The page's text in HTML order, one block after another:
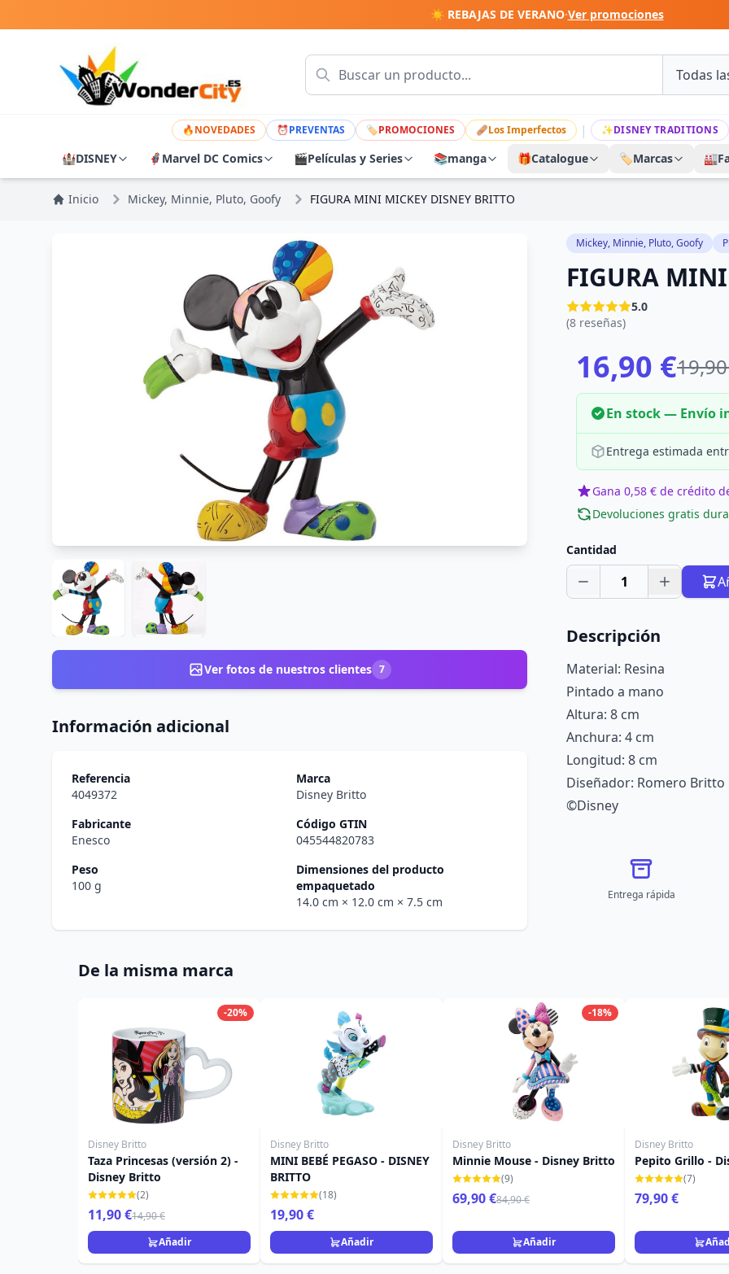
☀️ REBAJAS DE VERANO·Ver promociones
🔥NOVEDADES ⏰PREVENTAS 🏷PROMOCIONES 🩹Los Imperfectos | ✨DISNEY TRADITIONS
🏰DISNEY 🦸 Marvel DC Comics 🎬Películas y Series 📚manga 🎁Catalogue 🏷️Marcas 🏭
Inicio Mickey, Minnie, Pluto, Goofy FIGURA MINI MICKEY DISNEY BRITTO
Ver fotos de nuestros clientes 7
Información adicional
Referencia
4049372
Marca
Disney Britto
Fabricante
Enesco
Código GTIN
045544820783
Peso
100 g
Dimensiones del producto
empaquetado
14.0 cm × 12.0 cm × 7.5 cm
Mickey, Minnie, Pluto, Goofy
FIGURA
5.0
(8 reseñas)
16,90 €
En stock — Envío
Entrega estimada
Gana 0,58 € de crédito
Devoluciones gratis
Cantidad
1
Descripción
Material: Resina
Pintado a mano
Altura: 8 cm
Anchura: 4 cm
Longitud: 8 cm
Diseñador: Romero Britto
©Disney
Entrega rápida
De la misma marca
-20%
Disney Britto
Taza Princesas (versión 2) -
Disney Britto
(2)
11,90 €14,90 €
Añadir
Disney Britto
MINI BEBÉ PEGASO - DISNEY
BRITTO
(18)
19,90 €
Añadir
-18%
Disney Britto
Minnie Mouse - Disney Britto
(9)
69,90 €84,90 €
Añadir
Disney Britto
Pepito Grillo -
(7)
79,90 €